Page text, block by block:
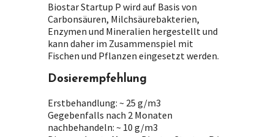
Biostar Startup P wird auf Basis von
Carbonsäuren, Milchsäurebakterien,
Enzymen und Mineralien hergestellt und
kann daher im Zusammenspiel mit
Fischen und Pflanzen eingesetzt werden.
Dosierempfehlung
Erstbehandlung: ~ 25 g/m3
Gegebenfalls nach 2 Monaten
nachbehandeln: ~ 10 g/m3